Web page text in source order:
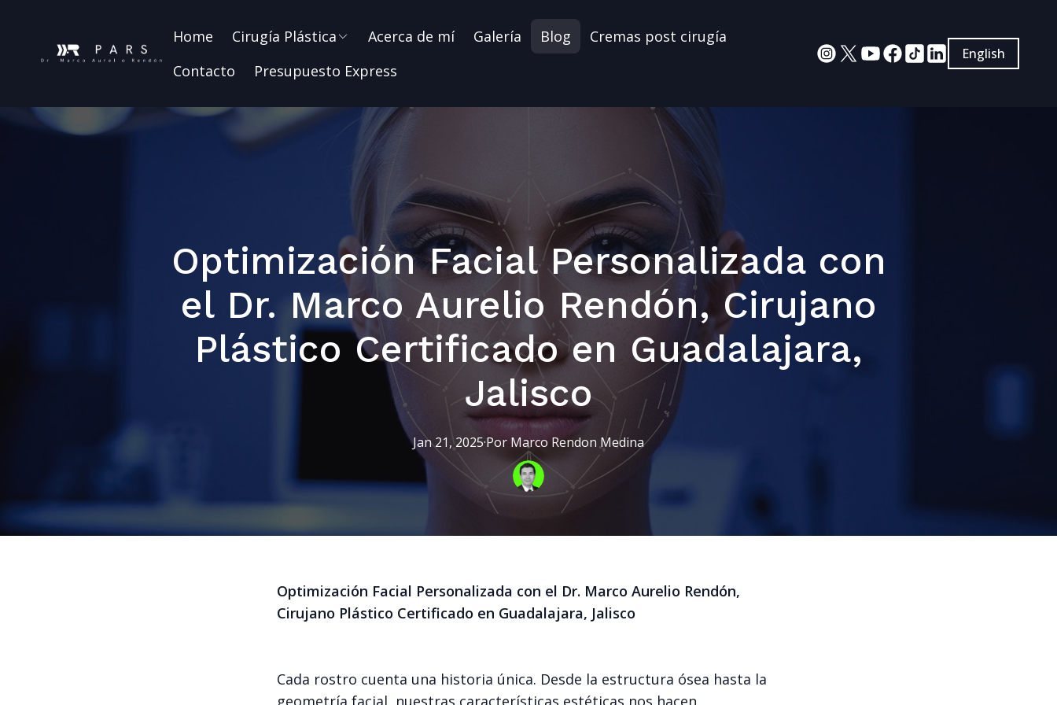
Home Cirugía Plástica Acerca de mí Galería Blog
Cremas post cirugía
Contacto
Presupuesto Express
English
Optimización Facial Personalizada con
el Dr. Marco Aurelio Rendón, Cirujano
Plástico Certificado en Guadalajara,
Jalisco
Jan 21, 2025·Por Marco Rendon Medina
Optimización Facial Personalizada con el Dr. Marco Aurelio Rendón,
Cirujano Plástico Certificado en Guadalajara, Jalisco
Cada rostro cuenta una historia única. Desde la estructura ósea hasta la
geometría facial, nuestras características estéticas nos hacen